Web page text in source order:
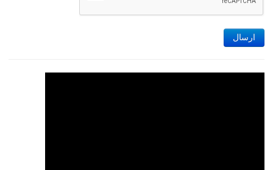
ارسال